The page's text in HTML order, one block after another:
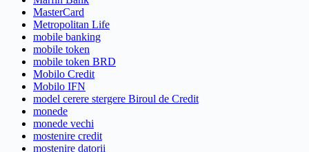
MasterCard
Metropolitan Life
mobile banking
mobile token
mobile token BRD
Mobilo Credit
Mobilo IFN
model cerere stergere Biroul de Credit
monede
monede vechi
mostenire credit
mostenire datorii